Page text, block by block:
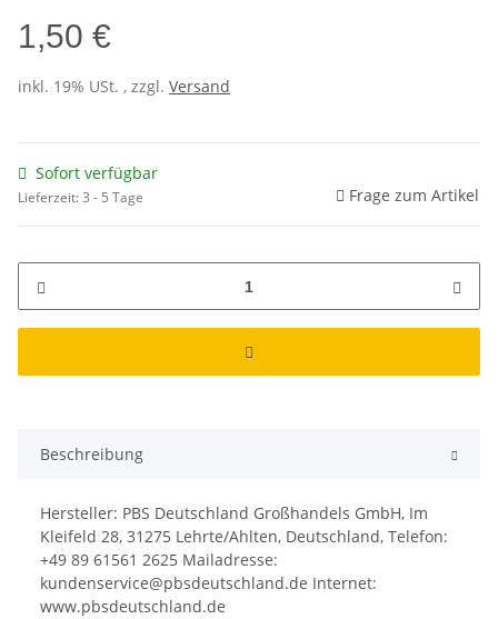
1,50 €
inkl. 19% USt. , zzgl. Versand
Sofort verfügbar
Lieferzeit:3 - 5 Tage Frage zum Artikel
Beschreibung
Hersteller: PBS Deutschland Großhandels GmbH, Im
Kleifeld 28, 31275 Lehrte/Ahlten, Deutschland, Telefon:
+49 89 61561 2625 Mailadresse:
kundenservice@pbsdeutschland.de Internet:
www.pbsdeutschland.de